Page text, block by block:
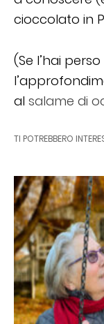
cioccolato in
(Se l’hai
al salame di
TI POTREBBERO